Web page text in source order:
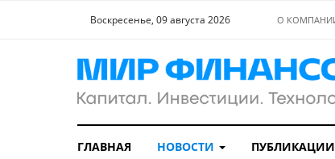
Воскресенье, 09 августа 2026 О
ГЛАВНАЯ НОВОСТИ ПУБЛИКАЦИИ